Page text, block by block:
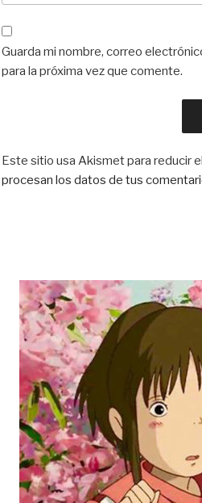
Guarda mi nombre, correo
para la próxima vez que comente.
Este sitio usa Akismet para reducir
procesan los datos de tus